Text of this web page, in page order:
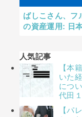
ばしこさん、フ
の資産運用: 日
人気記事
【本
いた
につ
代田１
【パ